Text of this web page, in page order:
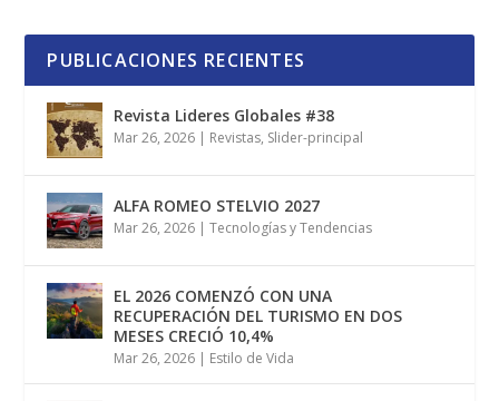
PUBLICACIONES RECIENTES
Revista Lideres Globales #38
Mar 26, 2026 | Revistas, Slider-principal
ALFA ROMEO STELVIO 2027
Mar 26, 2026 |Tecnologías y Tendencias
EL 2026 COMENZÓ CON UNA
RECUPERACIÓN DEL TURISMO EN DOS
MESES CRECIÓ 10,4%
Mar 26, 2026 | Estilo de Vida